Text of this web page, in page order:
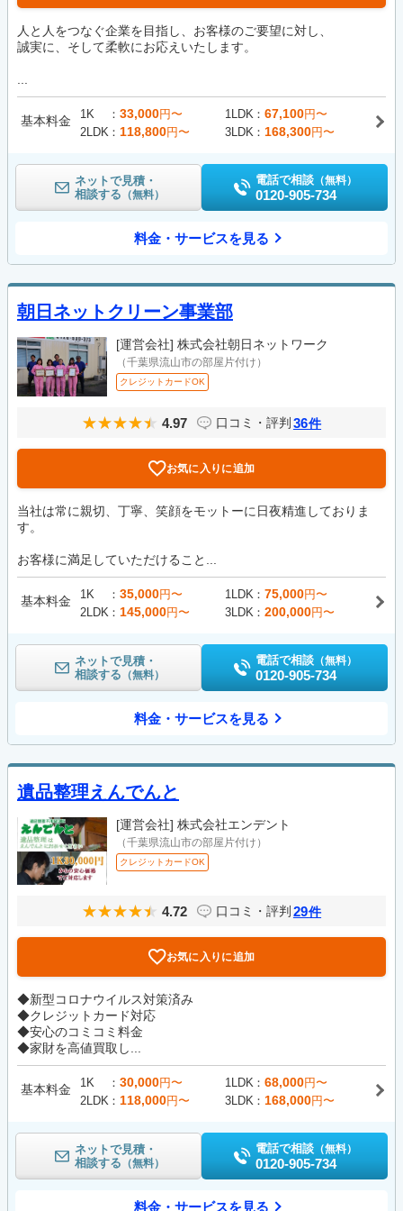
人と人をつなぐ企業を目指し、お客様のご要望に対し、
誠実に、そして柔軟にお応えいたします。
基本料金 1K 33,000円〜 1LDK 67,100円〜
2LDK
118,800円〜 3LDK 168,300円〜
ネットで見積・
相談する （無料）
電話で相談 （無料）
0120-905-734
料金・サービスを見る
朝日ネットクリーン事業部
[運営会社] 株式会社朝日ネットワーク
（千葉県流山市の部屋片付け）
クレジットカードOK
4.97 口コミ・評判 36件
お気に入りに追加
当社は常に親切、丁寧、笑顔をモットーに日夜精進しておりま
す。
お客様に満足していただけること...
基本料金 1K 35,000円〜 1LDK 75,000円〜
2LDK
145,000円〜 3LDK 200,000円〜
ネットで見積・
相談する （無料）
電話で相談 （無料）
0120-905-734
料金・サービスを見る
遺品整理えんでんと
[運営会社] 株式会社エンデント
（千葉県流山市の部屋片付け）
クレジットカードOK
4.72 口コミ・評判 29件
お気に入りに追加
◆新型コロナウイルス対策済み
◆クレジットカード対応
◆安心のコミコミ料金
◆家財を高値買取し...
基本料金 1K 30,000円〜 1LDK 68,000円〜
2LDK
118,000円〜 3LDK 168,000円〜
ネットで見積・
相談する （無料）
電話で相談 （無料）
0120-905-734
料金・サービスを見る